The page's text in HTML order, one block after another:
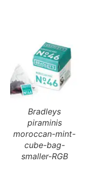
Bradleys
piraminis
moroccan-mint-
cube-bag-
smaller-RGB